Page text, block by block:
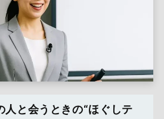
人と会うときの“ほぐしテ